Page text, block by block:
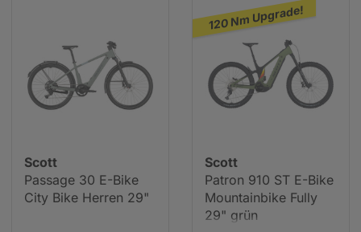
Scott
Passage 30 E-Bike
City Bike Herren 29"
120 Nm Upgrade!
Scott
Patron 910 ST E-Bike
Mountainbike Fully
29" grün